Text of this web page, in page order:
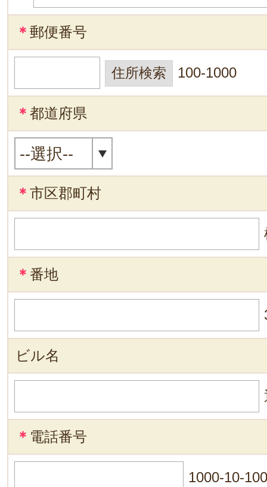
＊ 郵便番号
100-1000
＊ 都道府県
＊ 市区郡町村
＊ 番地
ビル名
＊ 電話番号
1000-10-